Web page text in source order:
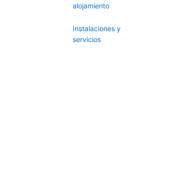
alojamiento
Instalaciones y
servicios